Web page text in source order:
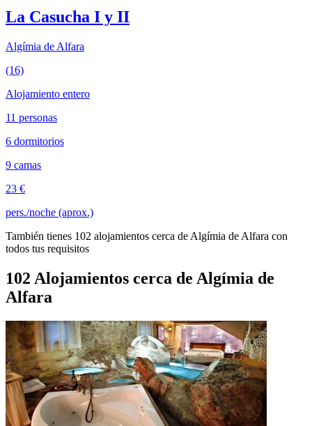
La Casucha I y II
Algímia de Alfara
(16)
Alojamiento entero
11 personas
6 dormitorios
9 camas
23 €
pers./noche (aprox.)
También tienes 102 alojamientos cerca de Algímia de Alfara con
todos tus requisitos
102 Alojamientos cerca de Algímia de
Alfara